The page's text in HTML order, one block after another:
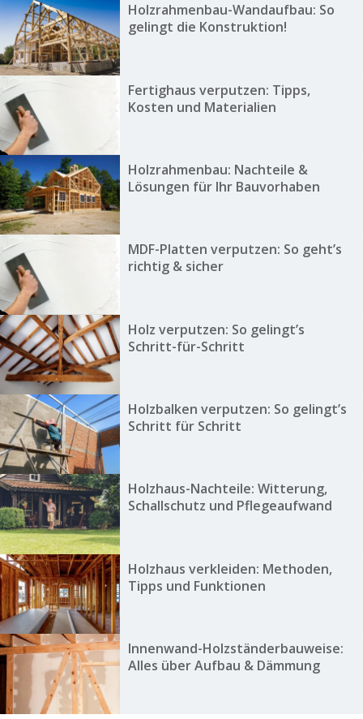
Holzrahmenbau-Wandaufbau: So
gelingt die Konstruktion!
Fertighaus verputzen: Tipps,
Kosten und Materialien
Holzrahmenbau: Nachteile &
Lösungen für Ihr Bauvorhaben
MDF-Platten verputzen: So geht’s
richtig & sicher
Holz verputzen: So gelingt’s
Schritt-für-Schritt
Holzbalken verputzen: So gelingt’s
Schritt für Schritt
Holzhaus-Nachteile: Witterung,
Schallschutz und Pflegeaufwand
Holzhaus verkleiden: Methoden,
Tipps und Funktionen
Innenwand-Holzständerbauweise:
Alles über Aufbau & Dämmung